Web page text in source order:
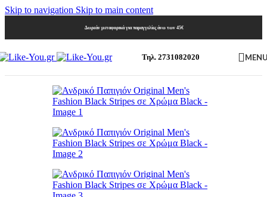
Skip to navigation Skip to main content
Δωρεάν μεταφορικά για παραγγελίες άνω των 45€
Τηλ. 2731082020